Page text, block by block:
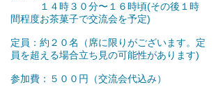
１４時３０分〜１６時頃(その後１時
間程度お茶菓子で交流会を予定)
定員：約２０名（席に限りがございます。定
員を超える場合立ち見の可能性があります)
参加費：５００円（交流会代込み）